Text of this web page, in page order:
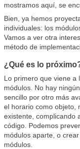
mostramos aquí, se
Bien, ya hemos
individuales: los
Vamos a ver otra
método de
¿Qué es lo
Lo primero que viene a
módulos. No hay
sencillo por otro más
el horario como objeto,
existente, complicando
código. Podemos
módulos aparte, o
módulos.